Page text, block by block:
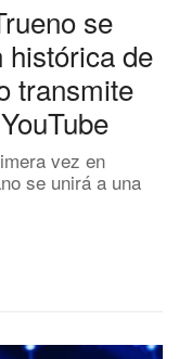
se
histórica de
transmite
vez en
se unirá a una